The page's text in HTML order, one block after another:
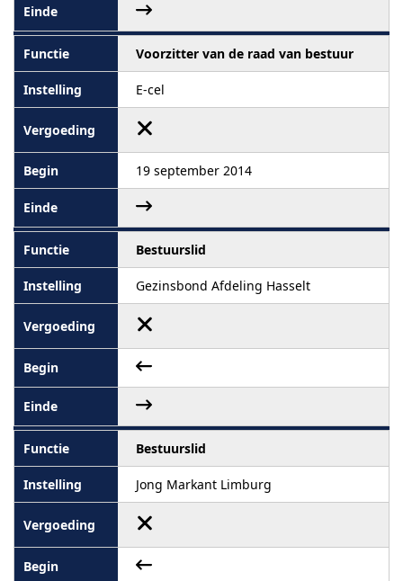
Voorzitter van de raad van bestuur
E-cel
19 september 2014
Bestuurslid
Gezinsbond Afdeling Hasselt
Bestuurslid
Jong Markant Limburg